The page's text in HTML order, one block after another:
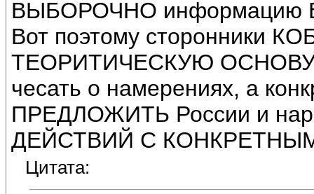
ВЫБОРОЧНО информацию
Вот поэтому сторонники
ТЕОРИТИЧЕСКУЮ ОСНОВУ
чесать о намерениях, а
ПРЕДЛОЖИТЬ России и
ДЕЙСТВИЙ С
Цитата: